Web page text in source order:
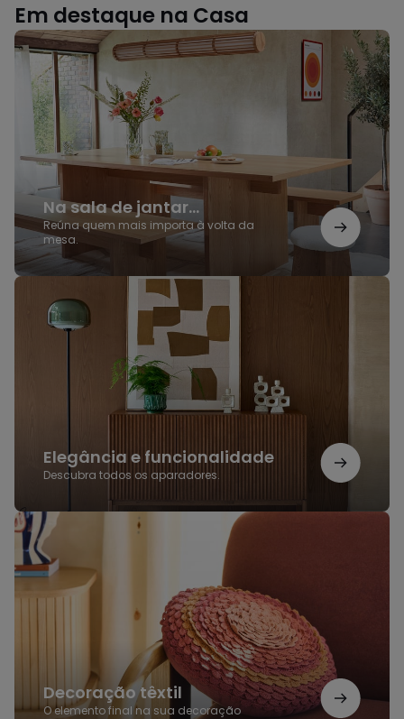
Em destaque na Casa
Na sala de jantar...
Reúna quem mais importa à volta da
mesa.
Na
sala
jantar...
Elegância e funcionalidade
Descubra todos os aparadores.
Elegância
funcionalidade
Decoração têxtil
O elemento final na sua decoração
Decoração
têxtil